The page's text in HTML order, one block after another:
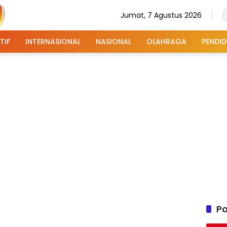
Jumat, 7 Agustus 2026
INTERNASIONAL NASIONAL OLAHRAGA